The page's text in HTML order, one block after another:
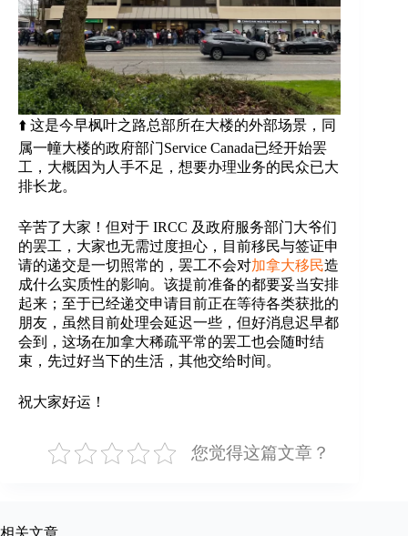
⬆️ 这是今早枫叶之路总部所在大楼的外部场景，同
属一幢大楼的政府部门Service Canada已经开始罢
工，大概因为人手不足，想要办理业务的民众已大
排长龙。
辛苦了大家！但对于 IRCC 及政府服务部门大爷们
的罢工，大家也无需过度担心，目前移民与签证申
请的递交是一切照常的，罢工不会对加拿大移民造
成什么实质性的影响。该提前准备的都要妥当安排
起来；至于已经递交申请目前正在等待各类获批的
朋友，虽然目前处理会延迟一些，但好消息迟早都
会到，这场在加拿大稀疏平常的罢工也会随时结
束，先过好当下的生活，其他交给时间。
祝大家好运！
您觉得这篇文章？